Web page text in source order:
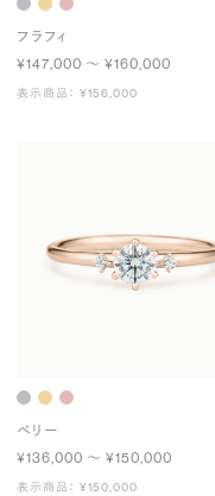
フラフィ
¥147,000 〜 ¥160,000
表示商品： ¥156,000
ベリー
¥136,000 〜 ¥150,000
表示商品： ¥150,000